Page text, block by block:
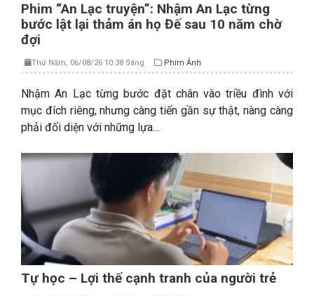
Phim “An Lạc truyện”: Nhậm An Lạc từng
bước lật lại thảm án họ Đế sau 10 năm chờ
đợi
Thứ Năm, 06/08/26 10:38 Sáng Phim Ảnh
Nhậm An Lạc từng bước đặt chân vào triều đình với
mục đích riêng, nhưng càng tiến gần sự thật, nàng càng
phải đối diện với những lựa…
Tự học – Lợi thế cạnh tranh của người trẻ